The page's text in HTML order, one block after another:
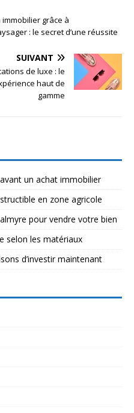
grâce à
: le secret d’une réussite
SUIVANT
de luxe : le
haut de
gamme
un achat immobilier
en zone agricole
pour vendre votre bien
selon les matériaux
d’investir maintenant